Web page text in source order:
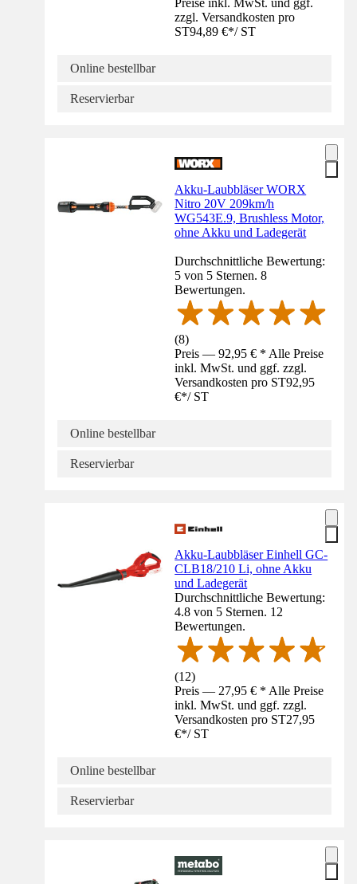
zzgl. Versandkosten pro
ST94,89 €*/ ST
Online bestellbar
Reservierbar
Akku-Laubbläser WORX
Nitro 20V 209km/h
WG543E.9, Brushless Motor,
ohne Akku und Ladegerät
Durchschnittliche Bewertung:
5 von 5 Sternen. 8
Bewertungen.
(8)
Preis — 92,95 € * Alle Preise
inkl. MwSt. und ggf. zzgl.
Versandkosten pro ST92,95
€*/ ST
Online bestellbar
Reservierbar
Akku-Laubbläser Einhell GC-
CLB18/210 Li, ohne Akku
und Ladegerät
Durchschnittliche Bewertung:
4.8 von 5 Sternen. 12
Bewertungen.
(12)
Preis — 27,95 € * Alle Preise
inkl. MwSt. und ggf. zzgl.
Versandkosten pro ST27,95
€*/ ST
Online bestellbar
Reservierbar